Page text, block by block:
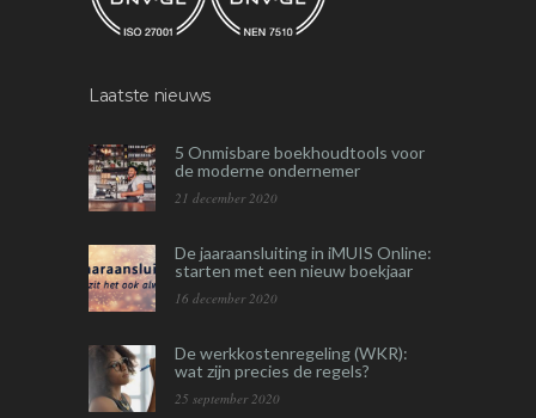
Laatste nieuws
5 Onmisbare boekhoudtools voor
de moderne ondernemer
21 december 2020
De jaaraansluiting in iMUIS Online:
starten met een nieuw boekjaar
16 december 2020
De werkkostenregeling (WKR):
wat zijn precies de regels?
25 september 2020